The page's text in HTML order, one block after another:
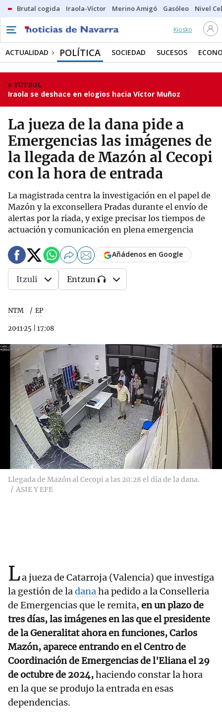
Brutal cogida Iraola-Víctor Merino Amigó Gasóleo Nivel
Kiosko
ACTUALIDAD POLÍTICA SOCIEDAD SUCESOS
FÚTBOL
Iraola se deshace en elogios hacia Víctor Muñoz
La jueza de la dana pide a
Emergencias las imágenes de
la llegada de Mazón al Cecopi
con la hora de entrada
La magistrada centra la investigación en el papel de
Mazón y la exconsellera Pradas durante el envío de
alertas por la riada, y exige precisar los tiempos de
actuación y comunicación en plena emergencia
NTM EP
20·11·25 17:08
Añádenos en Google
Itzuli Entzun
Llegada de Mazón al Cecopi a las 20:28 el día de la dana.
ASIE Y EFE
La jueza de Catarroja (Valencia) que investiga
la gestión de ladanaha pedido a la Conselleria
de Emergencias que le remita, en un plazo de
tres días, las imágenes en las que el presidente
de la Generalitat ahora en funciones, Carlos
Mazón, aparece entrando en el Centro de
Coordinación de Emergencias de l'Eliana el 29
de octubre de 2024,haciendo constar la hora
en la que se produjo la entrada en esas
dependencias.